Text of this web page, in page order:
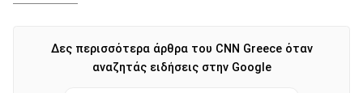
Δες περισσότερα άρθρα του CNN Greece όταν
αναζητάς ειδήσεις στην Google